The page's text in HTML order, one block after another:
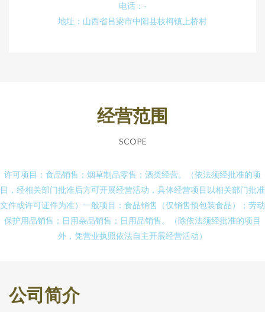
电话：-
地址：山西省吕梁市中阳县枝柯镇上桥村
经营范围
SCOPE
许可项目：食品销售；烟草制品零售；酒类经营。（依法须经批准的项
目，经相关部门批准后方可开展经营活动，具体经营项目以相关部门批准
文件或许可证件为准）一般项目：食品销售（仅销售预包装食品）；劳动
保护用品销售；日用杂品销售；日用品销售。（除依法须经批准的项目
外，凭营业执照依法自主开展经营活动）
公司简介